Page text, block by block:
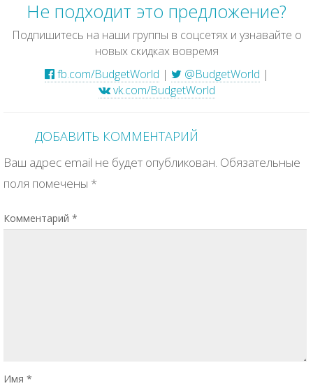
Не подходит это предложение?
Подпишитесь на наши группы в соцсетях и узнавайте о
новых скидках вовремя
fb.com/BudgetWorld | @BudgetWorld |
vk.com/BudgetWorld
ДОБАВИТЬ КОММЕНТАРИЙ
Ваш адрес email не будет опубликован. Обязательные
поля помечены *
Комментарий *
Имя *